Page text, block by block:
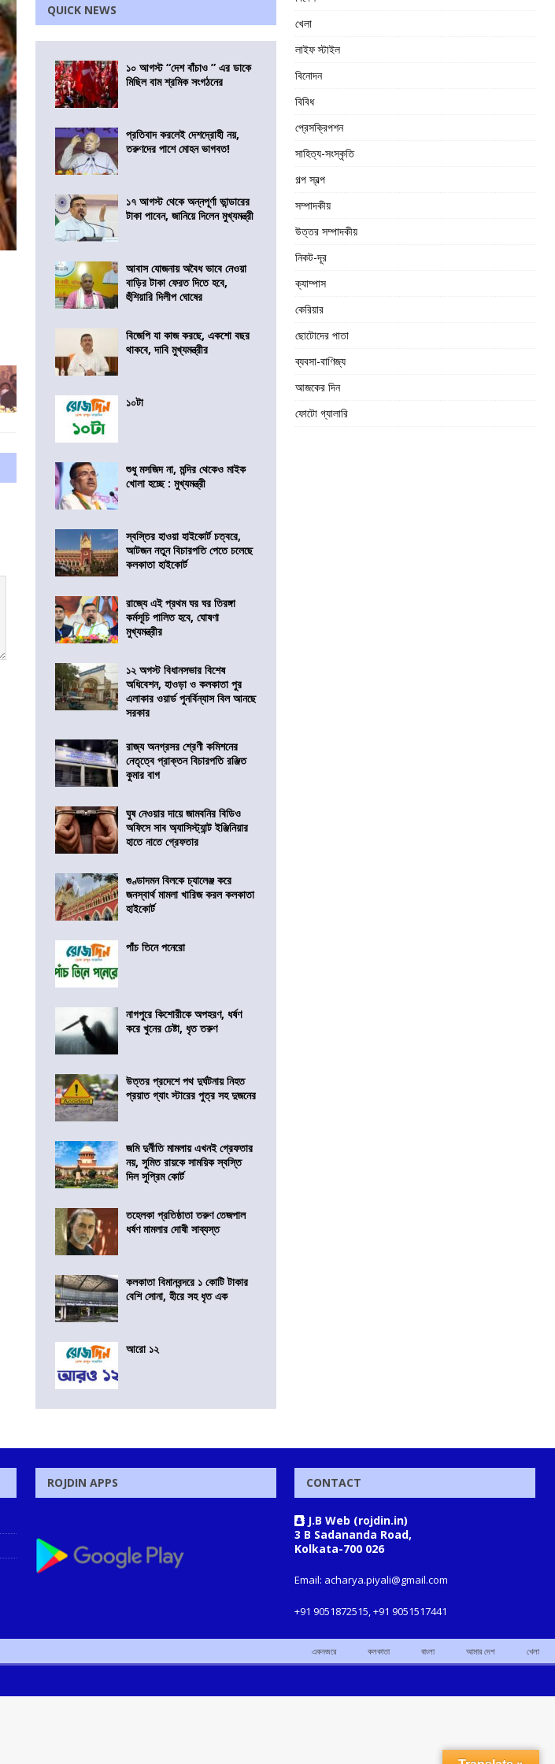
QUICK NEWS
১০ আগস্ট “দেশ বাঁচাও ” এর ডাকে
মিছিল বাম শ্রমিক সংগঠনের
প্রতিবাদ করলেই দেশদ্রোহী নয়,
তরুণদের পাশে মোহন ভাগবত!
১৭ আগস্ট থেকে অন্নপূর্ণা ভান্ডারের
টাকা পাবেন, জানিয়ে দিলেন মুখ্যমন্ত্রী
আবাস যোজনায় অবৈধ ভাবে নেওয়া
বাড়ির টাকা ফেরত দিতে হবে,
হুঁশিয়ারি দিলীপ ঘোষের
বিজেপি যা কাজ করছে, একশো বছর
থাকবে, দাবি মুখ্যমন্ত্রীর
১০টা
শুধু মসজিদ না, মন্দির থেকেও মাইক
খোলা হচ্ছে : মুখ্যমন্ত্রী
স্বস্তির হাওয়া হাইকোর্ট চত্বরে,
আটজন নতুন বিচারপতি পেতে চলেছে
কলকাতা হাইকোর্ট
রাজ্যে এই প্রথম ঘর ঘর তিরঙ্গা
কর্মসূচি পালিত হবে, ঘোষণা
মুখ্যমন্ত্রীর
১২ অগস্ট বিধানসভার বিশেষ
অধিবেশন, হাওড়া ও কলকাতা পুর
এলাকার ওয়ার্ড পুনর্বিন্যাস বিল আনছে
সরকার
রাজ্য অনগ্রসর শ্রেণী কমিশনের
নেতৃত্বে প্রাক্তন বিচারপতি রঞ্জিত
কুমার বাগ
ঘুষ নেওয়ার দায়ে জামবনির বিডিও
অফিসে সাব অ্যাসিস্ট্যান্ট ইঞ্জিনিয়ার
হাতে নাতে গ্রেফতার
গুণ্ডাদমন বিলকে চ্যালেঞ্জ করে
জনস্বার্থ মামলা খারিজ করল কলকাতা
হাইকোর্ট
পাঁচ তিনে পনেরো
নাগপুরে কিশোরীকে অপহরণ, ধর্ষণ
করে খুনের চেষ্টা, ধৃত তরুণ
উত্তর প্রদেশে পথ দুর্ঘটনায় নিহত
প্রয়াত গ্যাং স্টারের পুত্র সহ দুজনের
জমি দুর্নীতি মামলায় এখনই গ্রেফতার
নয়, সুমিত রায়কে সাময়িক স্বস্তি
দিল সুপ্রিম কোর্ট
তহেলকা প্রতিষ্ঠাতা তরুণ তেজপাল
ধর্ষণ মামলার দোষী সাব্যস্ত
কলকাতা বিমানবন্দরে ১ কোটি টাকার
বেশি সোনা, হীরে সহ ধৃত এক
আরো ১২
খেলা
লাইফ স্টাইল
বিনোদন
বিবিধ
প্রেসক্রিপশন
সাহিত্য-সংস্কৃতি
গল্প স্বল্প
সম্পাদকীয়
উত্তর সম্পাদকীয়
নিকট-দূর
ক্যাম্পাস
কেরিয়ার
ছোটোদের পাতা
ব্যবসা-বাণিজ্য
আজকের দিন
ফোটো গ্যালারি
ROJDIN APPS CONTACT
J.B Web (rojdin.in)
3 B Sadananda Road,
Kolkata-700 026
Email: acharya.piyali@gmail.com
+91 9051872515, +91 9051517441
একনজরে কলকাতা বাংলা আমার দেশ খেলা